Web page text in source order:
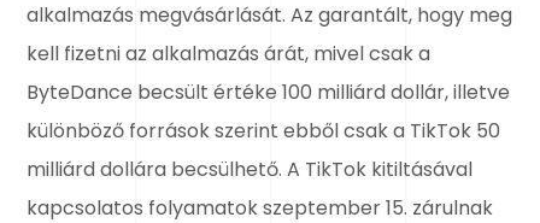
alkalmazás megvásárlását. Az garantált, hogy meg
kell fizetni az alkalmazás árát, mivel csak a
ByteDance becsült értéke 100 milliárd dollár, illetve
különböző források szerint ebből csak a TikTok 50
milliárd dollára becsülhető. A TikTok kitiltásával
kapcsolatos folyamatok szeptember 15. zárulnak